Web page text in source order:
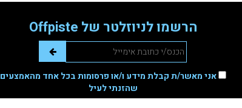
הרשמו לניוזלטר של Offpiste
אני מאשר/ת קבלת מידע ו/או פרסומות בכל אחד מהאמצעים
שהזנתי לעיל